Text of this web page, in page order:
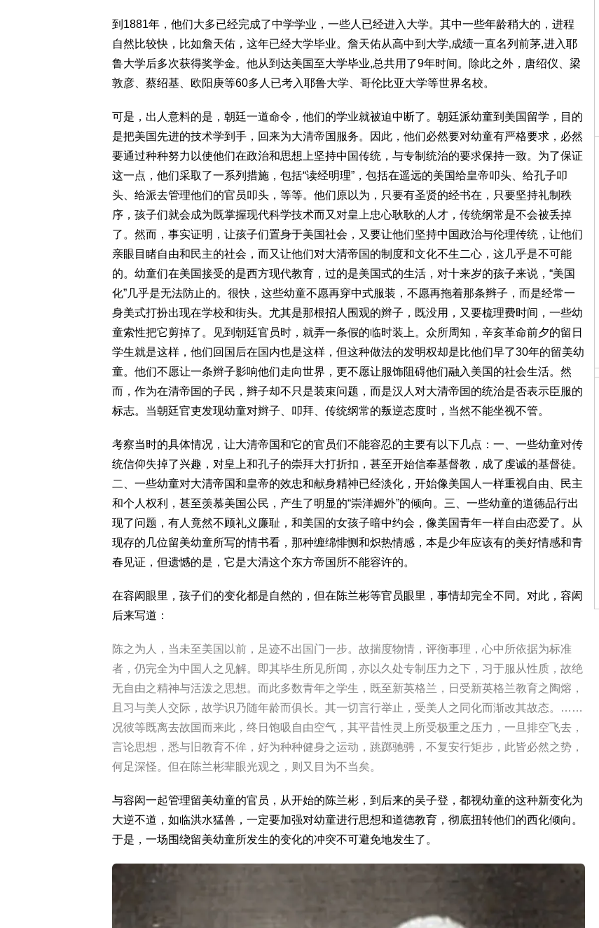
到1881年，他们大多已经完成了中学学业，一些人已经进入大学。其中一些年龄稍大的，进程
自然比较快，比如詹天佑，这年已经大学毕业。詹天佑从高中到大学,成绩一直名列前茅,进入耶
鲁大学后多次获得奖学金。他从到达美国至大学毕业,总共用了9年时间。除此之外，唐绍仪、梁
敦彦、蔡绍基、欧阳庚等60多人已考入耶鲁大学、哥伦比亚大学等世界名校。
可是，出人意料的是，朝廷一道命令，他们的学业就被迫中断了。朝廷派幼童到美国留学，目的
是把美国先进的技术学到手，回来为大清帝国服务。因此，他们必然要对幼童有严格要求，必然
要通过种种努力以使他们在政治和思想上坚持中国传统，与专制统治的要求保持一致。为了保证
这一点，他们采取了一系列措施，包括“读经明理”，包括在遥远的美国给皇帝叩头、给孔子叩
头、给派去管理他们的官员叩头，等等。他们原以为，只要有圣贤的经书在，只要坚持礼制秩
序，孩子们就会成为既掌握现代科学技术而又对皇上忠心耿耿的人才，传统纲常是不会被丢掉
了。然而，事实证明，让孩子们置身于美国社会，又要让他们坚持中国政治与伦理传统，让他们
亲眼目睹自由和民主的社会，而又让他们对大清帝国的制度和文化不生二心，这几乎是不可能
的。幼童们在美国接受的是西方现代教育，过的是美国式的生活，对十来岁的孩子来说，“美国
化”几乎是无法防止的。很快，这些幼童不愿再穿中式服装，不愿再拖着那条辫子，而是经常一
身美式打扮出现在学校和街头。尤其是那根招人围观的辫子，既没用，又要梳理费时间，一些幼
童索性把它剪掉了。见到朝廷官员时，就弄一条假的临时装上。众所周知，辛亥革命前夕的留日
学生就是这样，他们回国后在国内也是这样，但这种做法的发明权却是比他们早了30年的留美幼
童。他们不愿让一条辫子影响他们走向世界，更不愿让服饰阻碍他们融入美国的社会生活。然
而，作为在清帝国的子民，辫子却不只是装束问题，而是汉人对大清帝国的统治是否表示臣服的
标志。当朝廷官吏发现幼童对辫子、叩拜、传统纲常的叛逆态度时，当然不能坐视不管。
考察当时的具体情况，让大清帝国和它的官员们不能容忍的主要有以下几点：一、一些幼童对传
统信仰失掉了兴趣，对皇上和孔子的崇拜大打折扣，甚至开始信奉基督教，成了虔诚的基督徒。
二、一些幼童对大清帝国和皇帝的效忠和献身精神已经淡化，开始像美国人一样重视自由、民主
和个人权利，甚至羡慕美国公民，产生了明显的“崇洋媚外”的倾向。三、一些幼童的道德品行出
现了问题，有人竟然不顾礼义廉耻，和美国的女孩子暗中约会，像美国青年一样自由恋爱了。从
现存的几位留美幼童所写的情书看，那种缠绵悱恻和炽热情感，本是少年应该有的美好情感和青
春见证，但遗憾的是，它是大清这个东方帝国所不能容许的。
在容闳眼里，孩子们的变化都是自然的，但在陈兰彬等官员眼里，事情却完全不同。对此，容闳
后来写道：
陈之为人，当未至美国以前，足迹不出国门一步。故揣度物情，评衡事理，心中所依据为标准
者，仍完全为中国人之见解。即其毕生所见所闻，亦以久处专制压力之下，习于服从性质，故绝
无自由之精神与活泼之思想。而此多数青年之学生，既至新英格兰，日受新英格兰教育之陶熔，
且习与美人交际，故学识乃随年龄而俱长。其一切言行举止，受美人之同化而渐改其故态。……
况彼等既离去故国而来此，终日饱吸自由空气，其平昔性灵上所受极重之压力，一旦排空飞去，
言论思想，悉与旧教育不侔，好为种种健身之运动，跳踯驰骋，不复安行矩步，此皆必然之势，
何足深怪。但在陈兰彬辈眼光观之，则又目为不当矣。
与容闳一起管理留美幼童的官员，从开始的陈兰彬，到后来的吴子登，都视幼童的这种新变化为
大逆不道，如临洪水猛兽，一定要加强对幼童进行思想和道德教育，彻底扭转他们的西化倾向。
于是，一场围绕留美幼童所发生的变化的冲突不可避免地发生了。